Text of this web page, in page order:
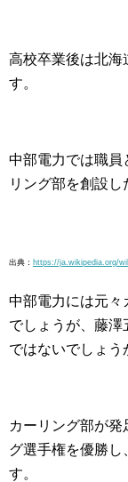
高校卒業後は北海
す。
中部電力では職員
リング部を創設し
出典： https://ja.wikipedia.org/
中部電力には元々
でしょうが、藤澤
ではないでしょう
カーリング部が
グ選手権を優勝し
す。